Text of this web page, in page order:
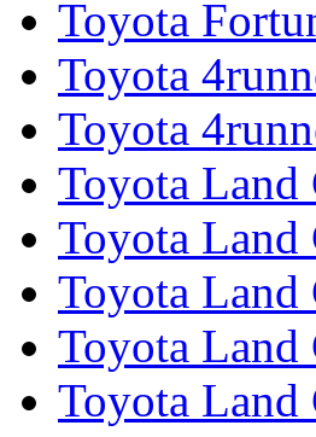
Toyota
Toyota
Toyota
Toyota Land
Toyota Land
Toyota Land
Toyota Land
Toyota Land